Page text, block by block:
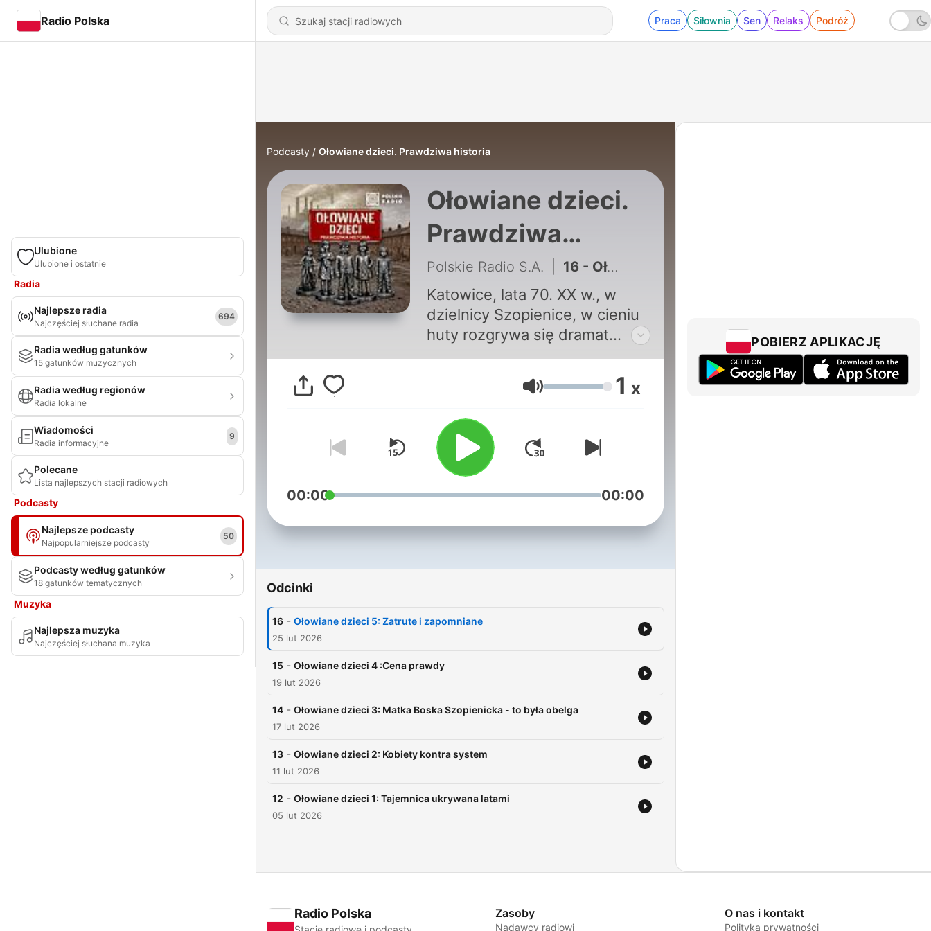
Radio Polska Praca Siłownia Sen Relaks Podróż
Ulubione
Ulubione i ostatnie
Radia
Najlepsze radia
Najczęściej słuchane radia
694
Radia według gatunków
15 gatunków muzycznych
Radia według regionów
Radia lokalne
Wiadomości
Radia informacyjne
9
Polecane
Lista najlepszych stacji radiowych
Podcasty
Najlepsze podcasty
Najpopularniejsze podcasty
50
Podcasty według gatunków
18 gatunków tematycznych
Muzyka
Najlepsza muzyka
Najczęściej słuchana muzyka
Podcasty Ołowiane dzieci. Prawdziwa historia
Ołowiane dzieci.
Prawdziwa
historia
Polskie Radio S.A. 16 - Ołowiane dzieci 5: Zatrute i zapomniane
Katowice, lata 70. XX w., w
dzielnicy Szopienice, w cieniu
huty rozgrywa się dramat
setek dzieci dotkniętych
chorobą, na którą w teorii nie
miały prawa zapaść. W
centrum wydarzeń znajdują się
kobiety, które stają przed
dylematem: czy pomóc
dzieciom i narazić się
komunistycznemu reżimowi?
Kowalczyk o przemilczanej
Śląska, nagrania archiwalne
które skutki tamtych wydarzeń
Głośność 1 x
00:00 00:00
Odcinki
16 - Ołowiane dzieci 5: Zatrute i zapomniane
25 lut 2026
15 - Ołowiane dzieci 4 :Cena prawdy
19 lut 2026
14 - Ołowiane dzieci 3: Matka Boska Szopienicka - to była obelga
17 lut 2026
13 - Ołowiane dzieci 2: Kobiety kontra system
11 lut 2026
12 - Ołowiane dzieci 1: Tajemnica ukrywana latami
05 lut 2026
POBIERZ APLIKACJĘ
Radio Polska Zasoby
Nadawcy radiowi
O nas i kontakt
Polityka prywatności